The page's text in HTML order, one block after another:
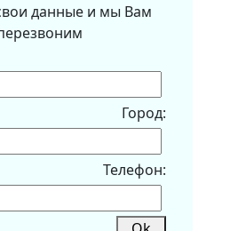
данные и мы Вам
Город:
Телефон:
панели
панели